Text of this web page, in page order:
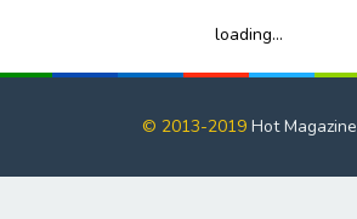
loading...
© 2013-2019 Hot Magazine